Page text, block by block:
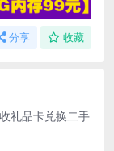
分享 收藏
礼品卡兑换二手